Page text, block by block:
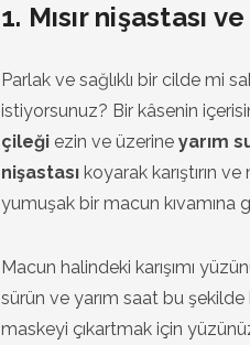
1. Mısır nişastası
Parlak ve sağlıklı bir cilde mi
istiyorsunuz? Bir kâsenin
çileği ezin ve üzerine yarım
nişastası koyarak karıştırın
yumuşak bir macun kıvamına
Macun halindeki karışımı
sürün ve yarım saat bu şekilde
maskeyi çıkartmak için